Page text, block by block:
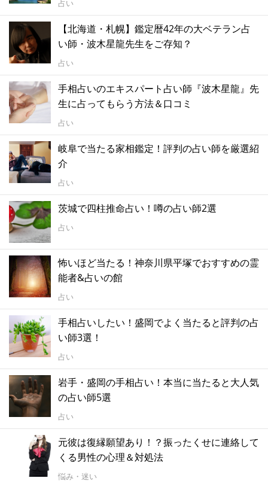
占い
【北海道・札幌】鑑定暦42年の大ベテラン占
い師・波木星龍先生をご存知？
占い
手相占いのエキスパート占い師『波木星龍』先
生に占ってもらう方法＆口コミ
占い
岐阜で当たる家相鑑定！評判の占い師を厳選紹
介
占い
茨城で四柱推命占い！噂の占い師2選
占い
怖いほど当たる！神奈川県平塚でおすすめの霊
能者&占いの館
占い
手相占いしたい！盛岡でよく当たると評判の占
い師3選！
占い
岩手・盛岡の手相占い！本当に当たると大人気
の占い師5選
占い
元彼は復縁願望あり！？振ったくせに連絡して
くる男性の心理＆対処法
悩み・迷い